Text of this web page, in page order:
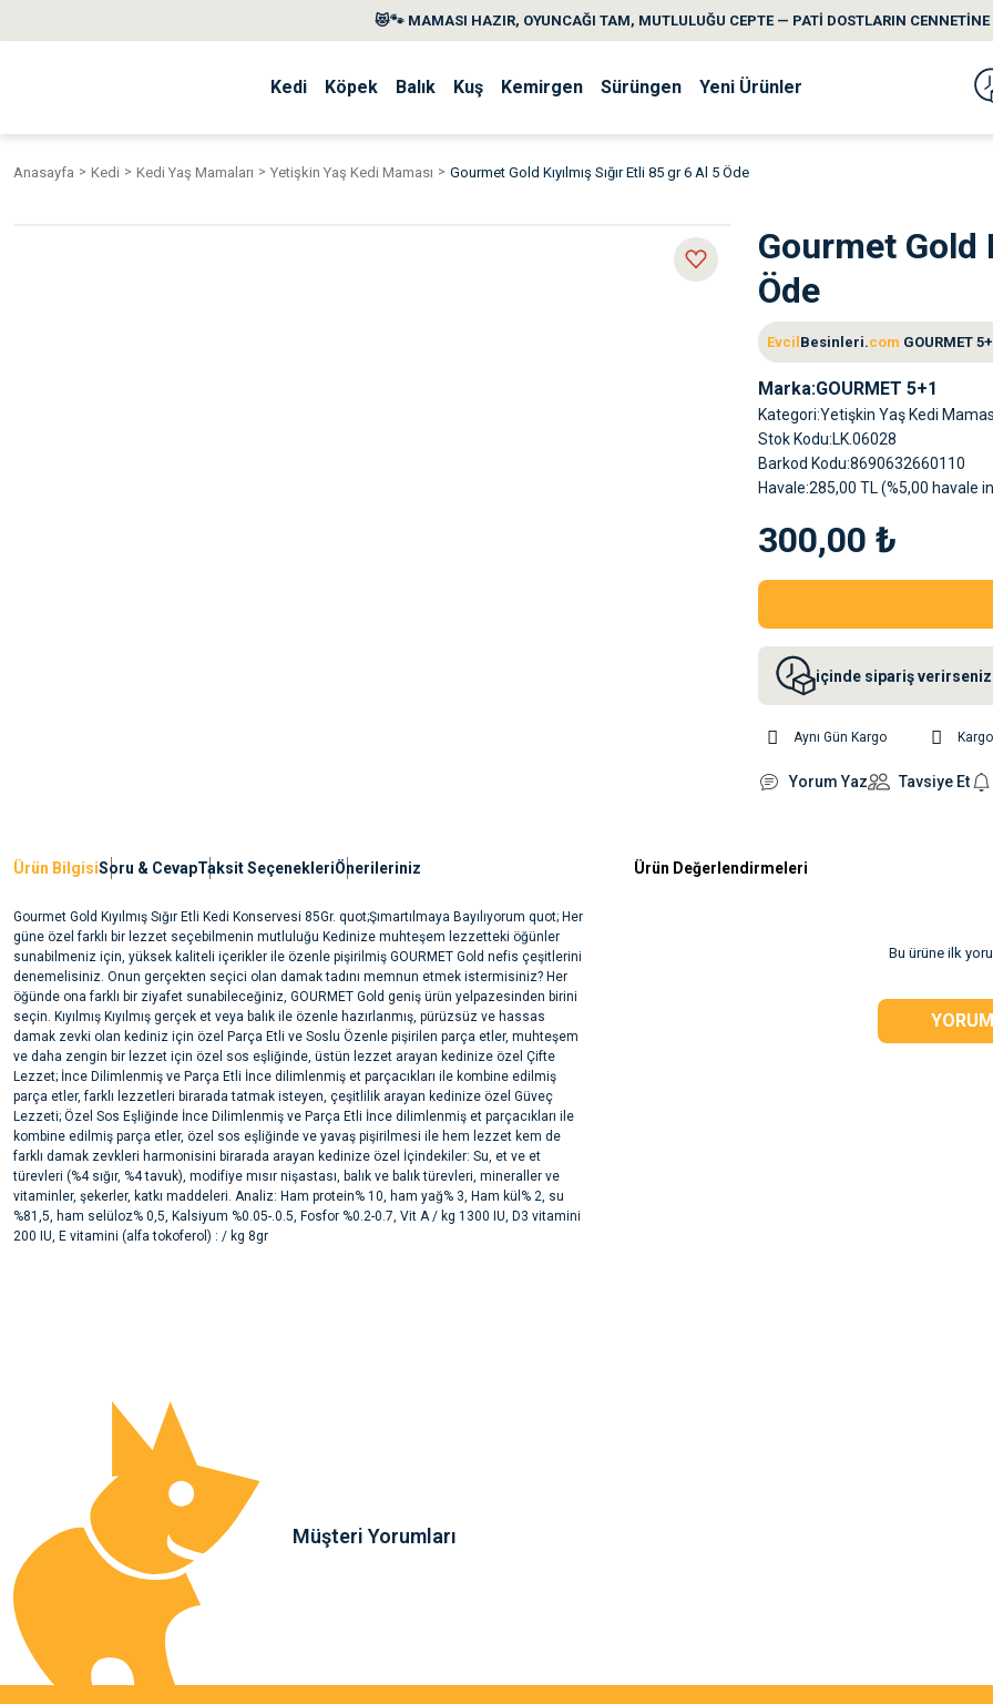
😻🐾 MAMASI HAZIR, OYUNCAĞI TAM, MUTLULUĞU CEPTE — PATİ DOSTLARIN
Kedi Köpek Balık Kuş Kemirgen Sürüngen Yeni Ürünler
Anasayfa Kedi Kedi Yaş Mamaları Yetişkin Yaş Kedi Maması Gourmet Gold Kıyılmış Sığır Etli 85 gr 6 Al 5 Öde
Gourmet Gold
Öde
Evcil Besinleri.com GOURMET
Marka GOURMET 5+1
Kategori Yetişkin Yaş Kedi
Stok Kodu LK.06028
Barkod Kodu 8690632660110
Havale 285,00 TL (%5,00 havale
300,00 ₺
içinde sipariş
Aynı Gün Kargo
Yorum Yaz Tavsiye Et
Ürün BilgisiSoru & CevapTaksit SeçenekleriÖnerileriniz
Gourmet Gold Kıyılmış Sığır Etli Kedi Konservesi 85Gr. quot;Şımartılmaya Bayılıyorum quot; Her
güne özel farklı bir lezzet seçebilmenin mutluluğu Kedinize muhteşem lezzetteki öğünler
sunabilmeniz için, yüksek kaliteli içerikler ile özenle pişirilmiş GOURMET Gold nefis çeşitlerini
denemelisiniz. Onun gerçekten seçici olan damak tadını memnun etmek istermisiniz? Her
öğünde ona farklı bir ziyafet sunabileceğiniz, GOURMET Gold geniş ürün yelpazesinden birini
seçin. Kıyılmış Kıyılmış gerçek et veya balık ile özenle hazırlanmış, pürüzsüz ve hassas
damak zevki olan kediniz için özel Parça Etli ve Soslu Özenle pişirilen parça etler, muhteşem
ve daha zengin bir lezzet için özel sos eşliğinde, üstün lezzet arayan kedinize özel Çifte
Lezzet; İnce Dilimlenmiş ve Parça Etli İnce dilimlenmiş et parçacıkları ile kombine edilmiş
parça etler, farklı lezzetleri birarada tatmak isteyen, çeşitlilik arayan kedinize özel Güveç
Lezzeti; Özel Sos Eşliğinde İnce Dilimlenmiş ve Parça Etli İnce dilimlenmiş et parçacıkları ile
kombine edilmiş parça etler, özel sos eşliğinde ve yavaş pişirilmesi ile hem lezzet kem de
farklı damak zevkleri harmonisini birarada arayan kedinize özel İçindekiler: Su, et ve et
türevleri (%4 sığır, %4 tavuk), modifiye mısır nişastası, balık ve balık türevleri, mineraller ve
vitaminler, şekerler, katkı maddeleri. Analiz: Ham protein% 10, ham yağ% 3, Ham kül% 2, su
%81,5, ham selüloz% 0,5, Kalsiyum %0.05-.0.5, Fosfor %0.2-0.7, Vit A / kg 1300 IU, D3 vitamini
200 IU, E vitamini (alfa tokoferol) : / kg 8gr
Ürün bilgilerinde hatalar bulunuyor.
Ürün fiyatı diğer sitelerden daha pahalı.
Bu ürüne benzer farklı alternatifler olmalı.
Ürün Değerlendirmeleri
Bu ürüne ilk
Müşteri Yorumları